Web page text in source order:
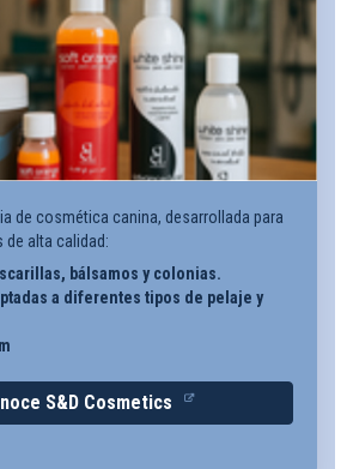
de cosmética canina, desarrollada para
alta calidad:
bálsamos y colonias.
a diferentes tipos de pelaje y
S&D Cosmetics